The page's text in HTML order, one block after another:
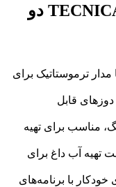
دستگاه اسپرسوساز رویال TECNICA دو
مس با مدار ترموستاتیک برای
دوزهای قابل
مناسب برای تهیه
تهیه آب داغ برای
با برنامه‌های